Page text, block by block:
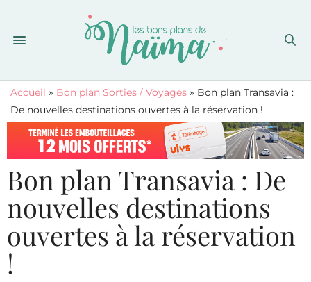
Accueil » Bon plan Sorties / Voyages » Bon plan Transavia :
De nouvelles destinations ouvertes à la réservation !
Bon plan Transavia : De
nouvelles destinations
ouvertes à la réservation
!